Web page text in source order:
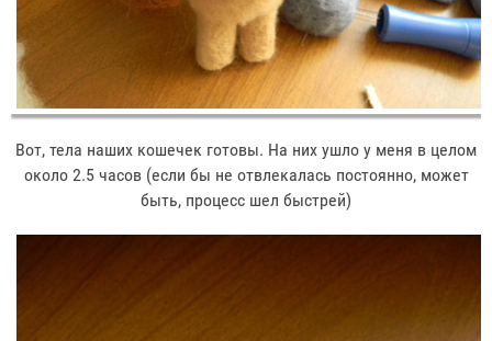
Вот, тела наших кошечек готовы. На них ушло у меня в целом
около 2.5 часов (если бы не отвлекалась постоянно, может
быть, процесс шел быстрей)